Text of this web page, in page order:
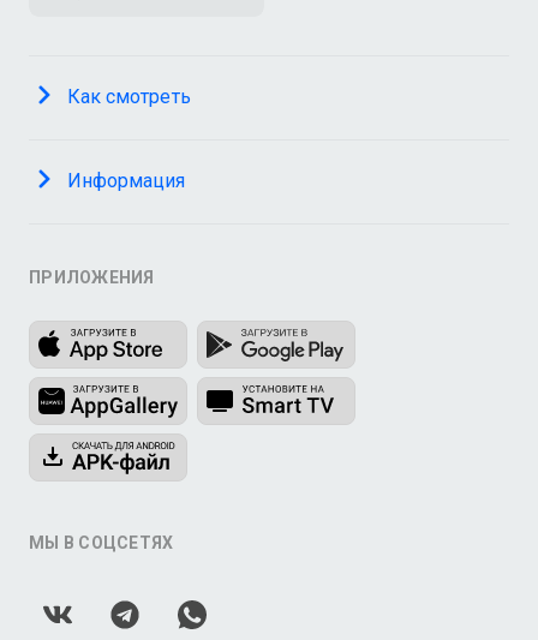
Как смотреть
Информация
ПРИЛОЖЕНИЯ
МЫ В СОЦСЕТЯХ